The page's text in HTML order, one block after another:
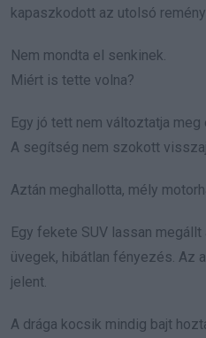
kapaszkodott az utolsó
Nem mondta el senkinek.
Miért is tette volna?
Egy jó tett nem változtatja
A segítség nem szokott
Aztán meghallotta, mély
Egy fekete SUV lassan
üvegek, hibátlan fényezés. Az
jelent.
A drága kocsik mindig bajt